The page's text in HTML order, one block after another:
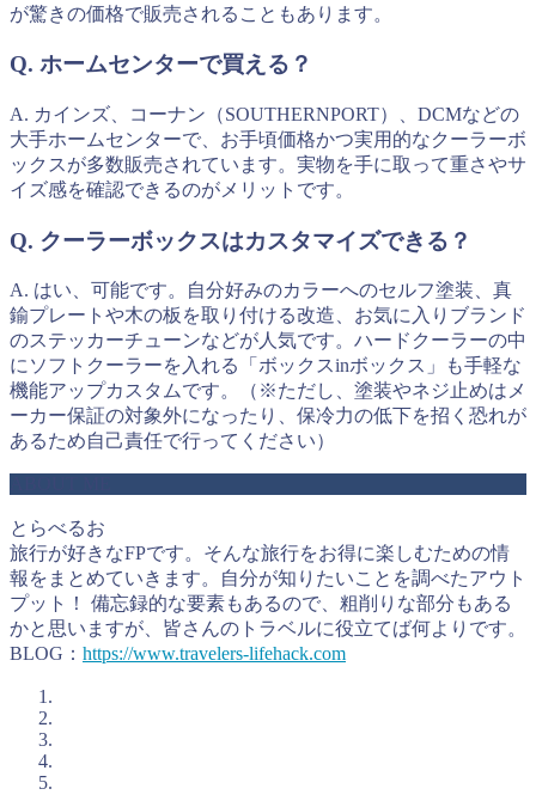
が驚きの価格で販売されることもあります。
Q. ホームセンターで買える？
A. カインズ、コーナン（SOUTHERNPORT）、DCMなどの
大手ホームセンターで、お手頃価格かつ実用的なクーラーボ
ックスが多数販売されています。実物を手に取って重さやサ
イズ感を確認できるのがメリットです。
Q. クーラーボックスはカスタマイズできる？
A. はい、可能です。自分好みのカラーへのセルフ塗装、真
鍮プレートや木の板を取り付ける改造、お気に入りブランド
のステッカーチューンなどが人気です。ハードクーラーの中
にソフトクーラーを入れる「ボックスinボックス」も手軽な
機能アップカスタムです。（※ただし、塗装やネジ止めはメ
ーカー保証の対象外になったり、保冷力の低下を招く恐れが
あるため自己責任で行ってください）
とらべるお
旅行が好きなFPです。そんな旅行をお得に楽しむための情
報をまとめていきます。自分が知りたいことを調べたアウト
プット！ 備忘録的な要素もあるので、粗削りな部分もある
かと思いますが、皆さんのトラベルに役立てば何よりです。
BLOG： https://www.travelers-lifehack.com